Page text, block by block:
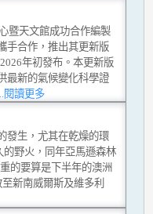
暨天文館成功合作編製
手合作，推出其更新版
年初發布。本更新版
最新的氣候變化科學證
...閱讀更多
發生，尤其在乾燥的環
野火，同年亞馬遜森林
的要算是下半年的澳洲
新南威爾斯及維多利